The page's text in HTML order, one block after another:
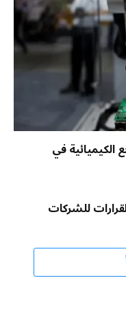
الكيميائية في
للشركات